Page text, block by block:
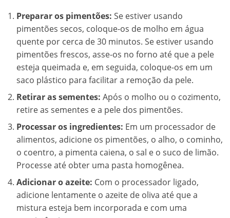
Preparar os pimentões: Se estiver usando
pimentões secos, coloque-os de molho em água
quente por cerca de 30 minutos. Se estiver usando
pimentões frescos, asse-os no forno até que a pele
esteja queimada e, em seguida, coloque-os em um
saco plástico para facilitar a remoção da pele.
Retirar as sementes: Após o molho ou o cozimento,
retire as sementes e a pele dos pimentões.
Processar os ingredientes: Em um processador de
alimentos, adicione os pimentões, o alho, o cominho,
o coentro, a pimenta caiena, o sal e o suco de limão.
Processe até obter uma pasta homogênea.
Adicionar o azeite: Com o processador ligado,
adicione lentamente o azeite de oliva até que a
mistura esteja bem incorporada e com uma